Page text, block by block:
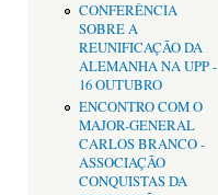
CONFERÊNCIA
SOBRE A
REUNIFICAÇÃO DA
ALEMANHA NA UPP -
16 OUTUBRO
ENCONTRO COM O
MAJOR-GENERAL
CARLOS BRANCO -
ASSOCIAÇÃO
CONQUISTAS DA